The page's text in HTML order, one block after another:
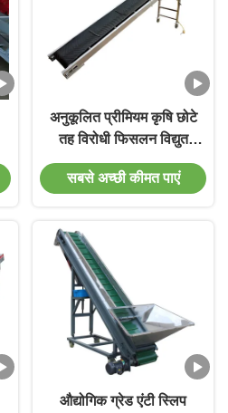
अनुकूलित प्रीमियम कृषि छोटे
तह विरोधी फिसलन विद्युत
बेल्ट कन्वेयर कारखाने निर्माता,
सुविधाजनक, तेजी से, और
परिवहन के लिए उपयुक्त।
सबसे अच्छी कीमत पाएं
औद्योगिक ग्रेड एंटी स्लिप